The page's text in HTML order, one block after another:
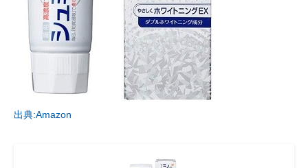
出典:Amazon